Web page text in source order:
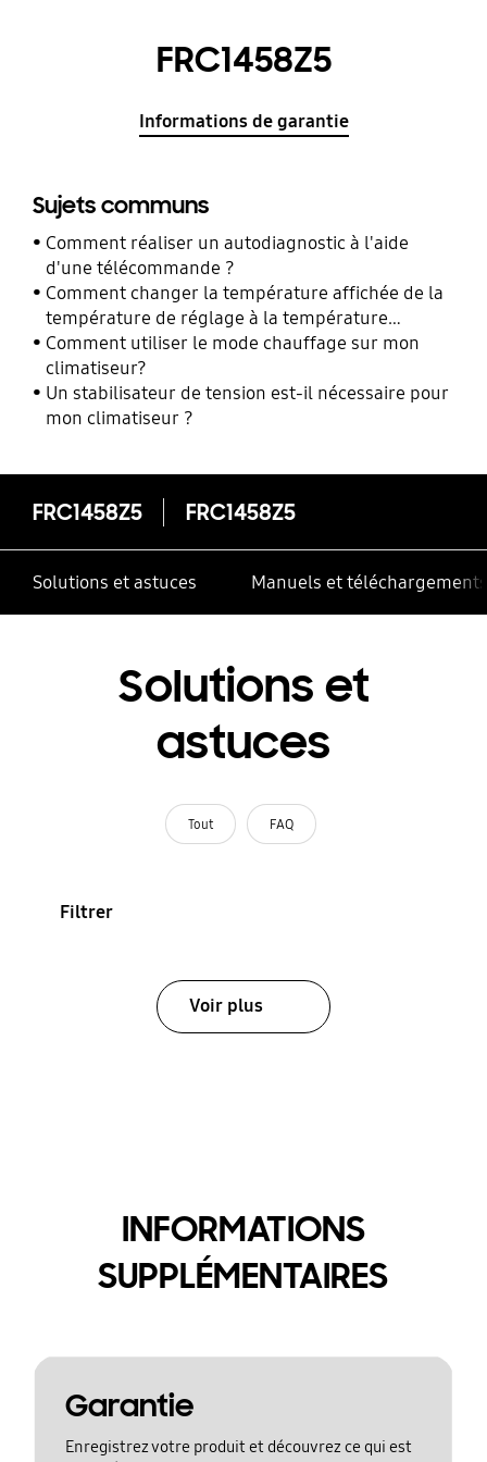
FRC1458Z5
Informations de garantie
Sujets communs
Comment réaliser un autodiagnostic à l'aide
d'une télécommande ?
Comment changer la température affichée de la
température de réglage à la température
ambiante avec la télécommande ?
Comment utiliser le mode chauffage sur mon
climatiseur?
Un stabilisateur de tension est-il nécessaire pour
mon climatiseur ?
FRC1458Z5 FRC1458Z5
Solutions et astuces Manuels et téléchargements
Solutions et
astuces
Tout FAQ
Filtrer
Voir plus
INFORMATIONS
SUPPLÉMENTAIRES
Garantie
Enregistrez votre produit et découvrez ce qui est